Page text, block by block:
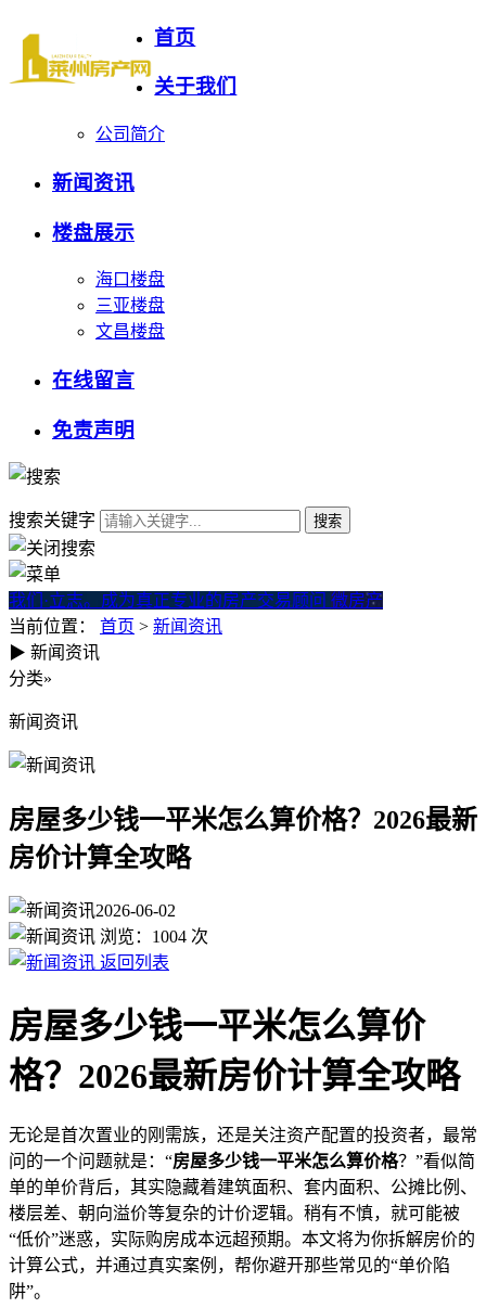
首页
关于我们
公司简介
新闻资讯
楼盘展示
海口楼盘
三亚楼盘
文昌楼盘
在线留言
免责声明
搜索关键字
我们·立志。成为真正专业的房产交易顾问 微房产
当前位置： 首页 > 新闻资讯
房屋多少钱一平米怎么算价格
▶ 新闻资讯
分类»
新闻资讯
房屋多少钱一平米怎么算价格？2026最新
房价计算全攻略
2026-06-02
浏览： 1004 次
返回列表
房屋多少钱一平米怎么算价
格？2026最新房价计算全攻略
无论是首次置业的刚需族，还是关注资产配置的投资者，最常
问的一个问题就是：“房屋多少钱一平米怎么算价格？”看似简
单的单价背后，其实隐藏着建筑面积、套内面积、公摊比例、
楼层差、朝向溢价等复杂的计价逻辑。稍有不慎，就可能被
“低价”迷惑，实际购房成本远超预期。本文将为你拆解房价的
计算公式，并通过真实案例，帮你避开那些常见的“单价陷
阱”。